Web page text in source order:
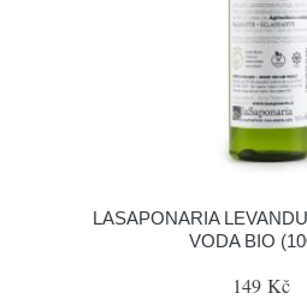
LASAPONARIA
VODA BIO
149 Kč